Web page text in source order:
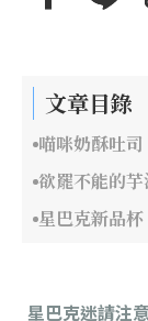
文章目錄
喵咪奶酥吐
欲罷不能的
星巴克新品
星巴克迷請注